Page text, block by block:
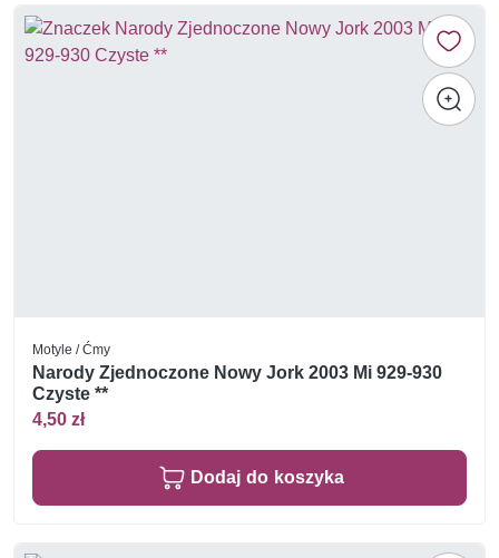
Motyle / Ćmy
Narody Zjednoczone Nowy Jork 2003 Mi 929-930
Czyste **
4,50 zł
Dodaj do koszyka